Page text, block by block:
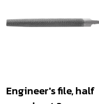
Engineer's file, half